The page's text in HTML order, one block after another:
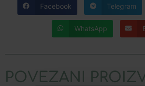
Facebook Telegram
WhatsApp
POVEZANI